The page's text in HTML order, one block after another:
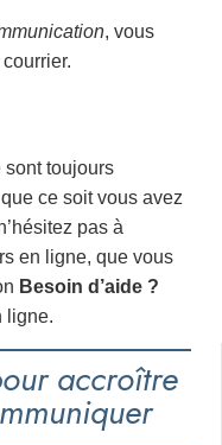
, vous
sont toujours
ce soit vous avez
pas à
en ligne, que vous
Besoin d’aide ?
ligne.
accroître